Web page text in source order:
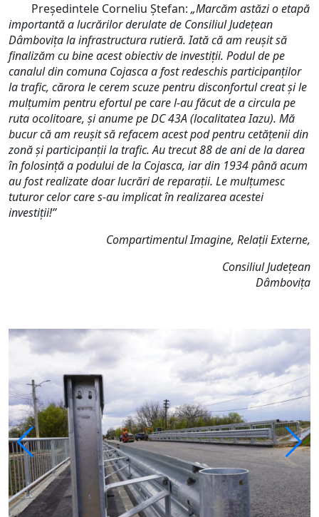
Președintele Corneliu Ștefan: „Marcăm astăzi o etapă
importantă a lucrărilor derulate de Consiliul Județean
Dâmbovița la infrastructura rutieră. Iată că am reușit să
finalizăm cu bine acest obiectiv de investiții. Podul de pe
canalul din comuna Cojasca a fost redeschis participanților
la trafic, cărora le cerem scuze pentru disconfortul creat și le
mulțumim pentru efortul pe care l-au făcut de a circula pe
ruta ocolitoare, și anume pe DC 43A (localitatea Iazu). Mă
bucur că am reușit să refacem acest pod pentru cetățenii din
zonă și participanții la trafic. Au trecut 88 de ani de la darea
în folosință a podului de la Cojasca, iar din 1934 până acum
au fost realizate doar lucrări de reparații. Le mulțumesc
tuturor celor care s-au implicat în realizarea acestei
investiții!”
Compartimentul Imagine, Relații Externe,
Consiliul Județean
Dâmbovița